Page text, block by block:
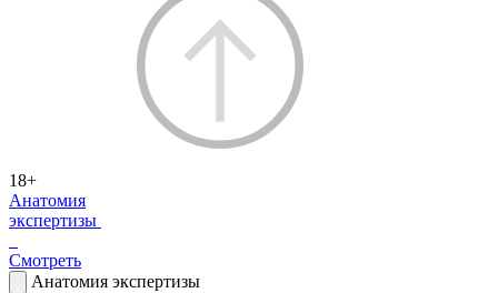
18+
Анатомия
экспертизы
Смотреть
Анатомия экспертизы